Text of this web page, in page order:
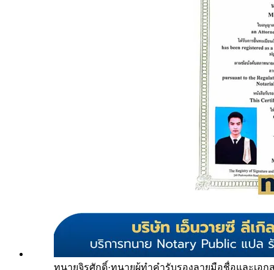
ทนายจิรศักดิ์·ทนายผู้ทำคำรับรองลายมือชื่อและเอก